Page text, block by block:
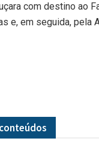
com destino ao
e, em seguida, pela
conteúdos